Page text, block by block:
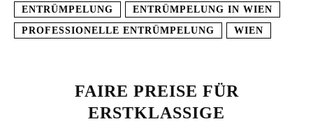
ENTRÜMPELUNG
ENTRÜMPELUNG IN WIEN
PROFESSIONELLE ENTRÜMPELUNG
WIEN
FAIRE PREISE FÜR
ERSTKLASSIGE